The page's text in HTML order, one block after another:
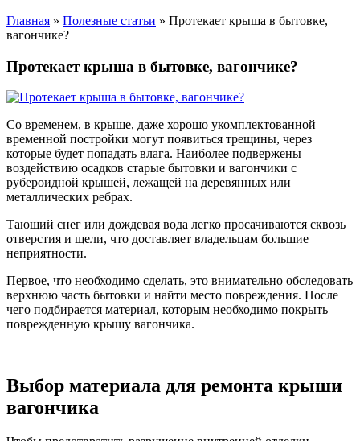
Главная » Полезные статьи » Протекает крыша в бытовке,
вагончике?
Протекает крыша в бытовке, вагончике?
Со временем, в крыше, даже хорошо укомплектованной
временной постройки могут появиться трещины, через
которые будет попадать влага. Наиболее подвержены
воздействию осадков старые бытовки и вагончики с
рубероидной крышей, лежащей на деревянных или
металлических ребрах.
Тающий снег или дождевая вода легко просачиваются сквозь
отверстия и щели, что доставляет владельцам большие
неприятности.
Первое, что необходимо сделать, это внимательно обследовать
верхнюю часть бытовки и найти место повреждения. После
чего подбирается материал, которым необходимо покрыть
поврежденную крышу вагончика.
Выбор материала для ремонта крыши
вагончика